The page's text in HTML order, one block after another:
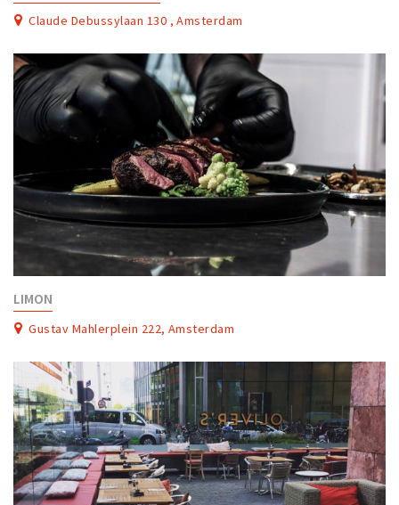
Claude Debussylaan 130 , Amsterdam
LIMON
Gustav Mahlerplein 222, Amsterdam